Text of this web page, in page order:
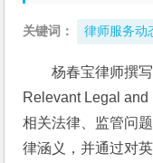
关键词： 律师服务动
杨春宝律师撰
Relevant Legal
相关法律、监管问
律涵义，并通过对